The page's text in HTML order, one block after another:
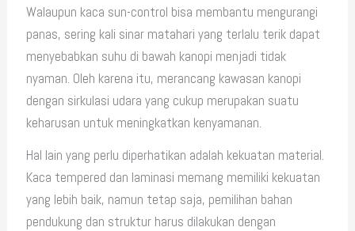
Walaupun kaca sun-control bisa membantu mengurangi
panas, sering kali sinar matahari yang terlalu terik dapat
menyebabkan suhu di bawah kanopi menjadi tidak
nyaman. Oleh karena itu, merancang kawasan kanopi
dengan sirkulasi udara yang cukup merupakan suatu
keharusan untuk meningkatkan kenyamanan.
Hal lain yang perlu diperhatikan adalah kekuatan material.
Kaca tempered dan laminasi memang memiliki kekuatan
yang lebih baik, namun tetap saja, pemilihan bahan
pendukung dan struktur harus dilakukan dengan